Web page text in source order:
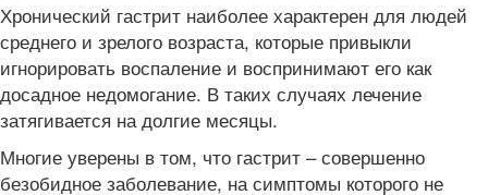
Хронический гастрит наиболее характерен для людей
среднего и зрелого возраста, которые привыкли
игнорировать воспаление и воспринимают его как
досадное недомогание. В таких случаях лечение
затягивается на долгие месяцы.
Многие уверены в том, что гастрит – совершенно
безобидное заболевание, на симптомы которого не